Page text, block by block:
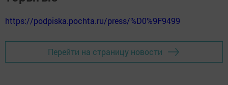
https://podpiska.pochta.ru/press/%D0%9F9499
Перейти на страницу новости